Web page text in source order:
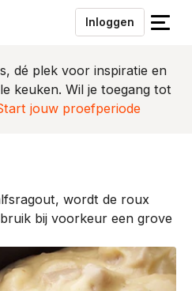
Inloggen
S
u
i
e
n
dé plek voor inspiratie en
keuken. Wil je toegang tot
jouw proefperiode
wordt de roux
bij voorkeur een grove